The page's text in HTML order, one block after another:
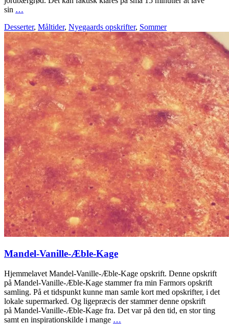
sin …
Desserter, Måltider, Nyegaards opskrifter, Sommer
Mandel-Vanille-Æble-Kage
Hjemmelavet Mandel-Vanille-Æble-Kage opskrift. Denne opskrift
på Mandel-Vanille-Æble-Kage stammer fra min Farmors opskrift
samling. På et tidspunkt kunne man samle kort med opskrifter, i det
lokale supermarked. Og ligepræcis der stammer denne opskrift
på Mandel-Vanille-Æble-Kage fra. Det var på den tid, en stor ting
samt en inspirationskilde i mange …